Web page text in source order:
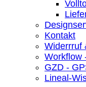
Kontakt
Widerrruf
Workflow
GZD -
Lineal-